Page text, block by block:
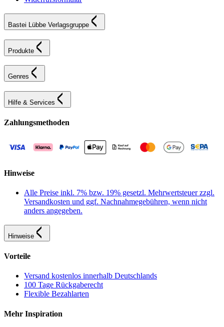
Bastei Lübbe Verlagsgruppe
Produkte
Genres
Hilfe & Services
Zahlungsmethoden
Hinweise
Alle Preise inkl. 7% bzw. 19% gesetzl. Mehrwertsteuer zzgl.
Versandkosten und ggf. Nachnahmegebühren, wenn nicht
anders angegeben.
Hinweise
Vorteile
Versand kostenlos innerhalb Deutschlands
100 Tage Rückgaberecht
Flexible Bezahlarten
Mehr Inspiration